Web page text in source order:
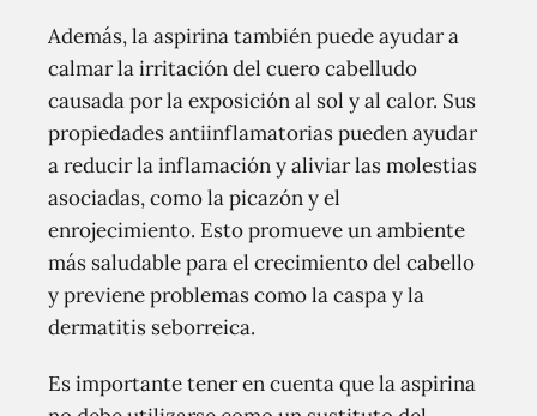
Además, la aspirina también puede ayudar a
calmar la irritación del cuero cabelludo
causada por la exposición al sol y al calor. Sus
propiedades antiinflamatorias pueden ayudar
a reducir la inflamación y aliviar las molestias
asociadas, como la picazón y el
enrojecimiento. Esto promueve un ambiente
más saludable para el crecimiento del cabello
y previene problemas como la caspa y la
dermatitis seborreica.
Es importante tener en cuenta que la aspirina